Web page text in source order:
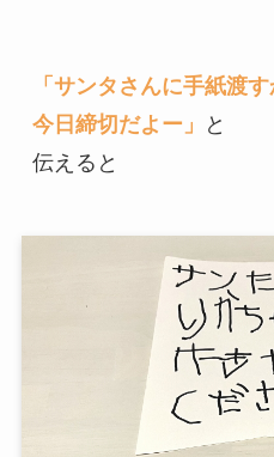
「サンタさんに手紙渡す
今日締切だよー」
と
伝えると